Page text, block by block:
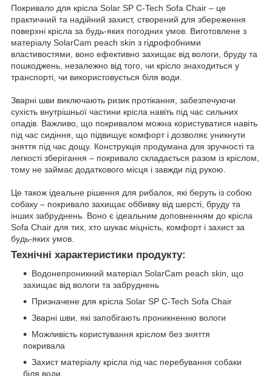
Покривало для крісла Solar SP C-Tech Sofa Chair – це
практичний та надійний захист, створений для збереження
поверхні крісла за будь-яких погодних умов. Виготовлене з
матеріалу SolarCam peach skin з гідрофобними
властивостями, воно ефективно захищає від вологи, бруду та
пошкоджень, незалежно від того, чи крісло знаходиться у
транспорті, чи використовується біля води.
Зварні шви виключають ризик протікання, забезпечуючи
сухість внутрішньої частини крісла навіть під час сильних
опадів. Важливо, що покривалом можна користуватися навіть
під час сидіння, що підвищує комфорт і дозволяє уникнути
зняття під час дощу. Конструкція продумана для зручності та
легкості зберігання – покривало складається разом із кріслом,
тому не займає додаткового місця і завжди під рукою.
Це також ідеальне рішення для рибалок, які беруть із собою
собаку – покривало захищає оббивку від шерсті, бруду та
інших забруднень. Воно є ідеальним доповненням до крісла
Sofa Chair для тих, хто шукає міцність, комфорт і захист за
будь-яких умов.
Технічні характеристики продукту:
Водонепроникний матеріал SolarCam peach skin, що
захищає від вологи та забруднень
Призначене для крісла Solar SP C-Tech Sofa Chair
Зварні шви, які запобігають проникненню вологи
Можливість користування кріслом без зняття
покривала
Захист матеріалу крісла під час перебування собаки
біля води